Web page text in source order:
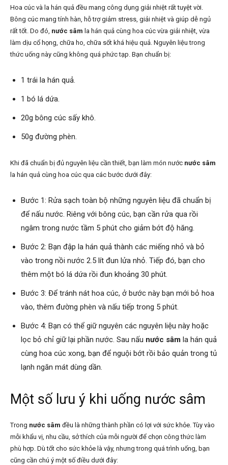
Hoa cúc và la hán quả đều mang công dụng giải nhiệt rất tuyệt vời.
Bông cúc mang tính hàn, hỗ trợ giảm stress, giải nhiệt và giúp dễ ngủ
rất tốt. Do đó, nước sâm la hán quả cùng hoa cúc vừa giải nhiệt, vừa
làm dịu cổ họng, chữa ho, chữa sốt khá hiệu quả. Nguyên liệu trong
thức uống này cũng không quá phức tạp. Bạn chuẩn bị:
1 trái la hán quả.
1 bó lá dứa.
20g bông cúc sấy khô.
50g đường phèn.
Khi đã chuẩn bị đủ nguyên liệu cần thiết, bạn làm món nước nước sâm
la hán quả cùng hoa cúc qua các bước dưới đây:
Bước 1: Rửa sạch toàn bộ những nguyên liệu đã chuẩn bị
để nấu nước. Riêng với bông cúc, bạn cần rửa qua rồi
ngâm trong nước tầm 5 phút cho giảm bớt độ hăng.
Bước 2: Bạn đập la hán quả thành các miếng nhỏ và bỏ
vào trong nồi nước 2.5 lít đun lửa nhỏ. Tiếp đó, bạn cho
thêm một bó lá dứa rồi đun khoảng 30 phút.
Bước 3: Để tránh nát hoa cúc, ở bước này bạn mới bỏ hoa
vào, thêm đường phèn và nấu tiếp trong 5 phút.
Bước 4: Bạn có thể giữ nguyên các nguyên liệu này hoặc
lọc bỏ chỉ giữ lại phần nước. Sau nấu nước sâm la hán quả
cùng hoa cúc xong, bạn để nguội bớt rồi bảo quản trong tủ
lạnh ngăn mát dùng dần.
Một số lưu ý khi uống nước sâm
Trong nước sâm đều là những thành phần có lợi với sức khỏe. Tùy vào
mỗi khẩu vị, nhu cầu, sở thích của mỗi người để chọn công thức làm
phù hợp. Dù tốt cho sức khỏe là vậy, nhưng trong quá trình uống, bạn
cũng cần chú ý một số điều dưới đây: